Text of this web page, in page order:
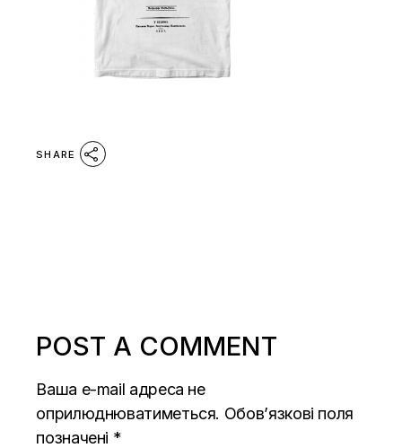
SHARE
POST A COMMENT
Ваша e-mail адреса не
оприлюднюватиметься. Обов’язкові поля
позначені *